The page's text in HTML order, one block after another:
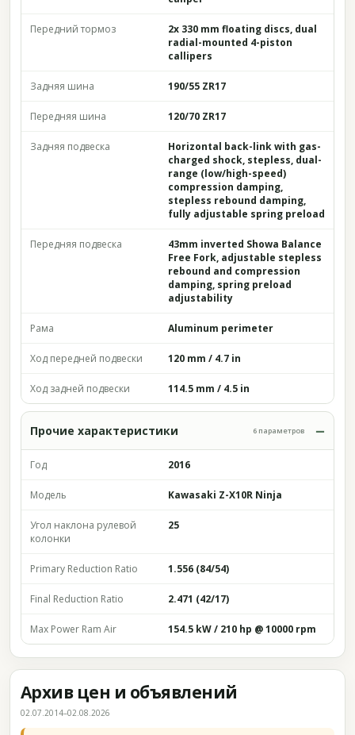
Передний тормоз
2x 330 mm floating discs, dual
radial-mounted 4-piston
callipers
Задняя шина 190/55 ZR17
Передняя шина 120/70 ZR17
Задняя подвеска
Horizontal back-link with gas-
charged shock, stepless, dual-
range (low/high-speed)
compression damping,
stepless rebound damping,
fully adjustable spring preload
Передняя подвеска
43mm inverted Showa Balance
Free Fork, adjustable stepless
rebound and compression
damping, spring preload
adjustability
Рама Aluminum perimeter
Ход передней подвески 120 mm / 4.7 in
Ход задней подвески 114.5 mm / 4.5 in
Прочие характеристики 6 параметров
Год 2016
Модель Kawasaki Z-X10R Ninja
Угол наклона рулевой
колонки
25
Primary Reduction Ratio 1.556 (84/54)
Final Reduction Ratio 2.471 (42/17)
Max Power Ram Air 154.5 kW / 210 hp @ 10000 rpm
Архив цен и объявлений
02.07.2014–02.08.2026